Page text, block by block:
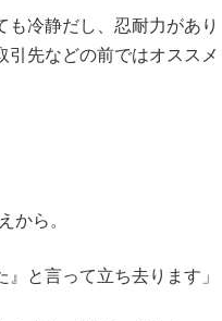
冷静だし、忍耐力があり
先などの前ではオススメ
から。
と言って立ち去ります」